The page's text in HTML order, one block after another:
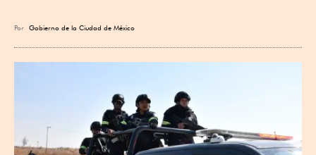
Por Gobierno de la Ciudad de México